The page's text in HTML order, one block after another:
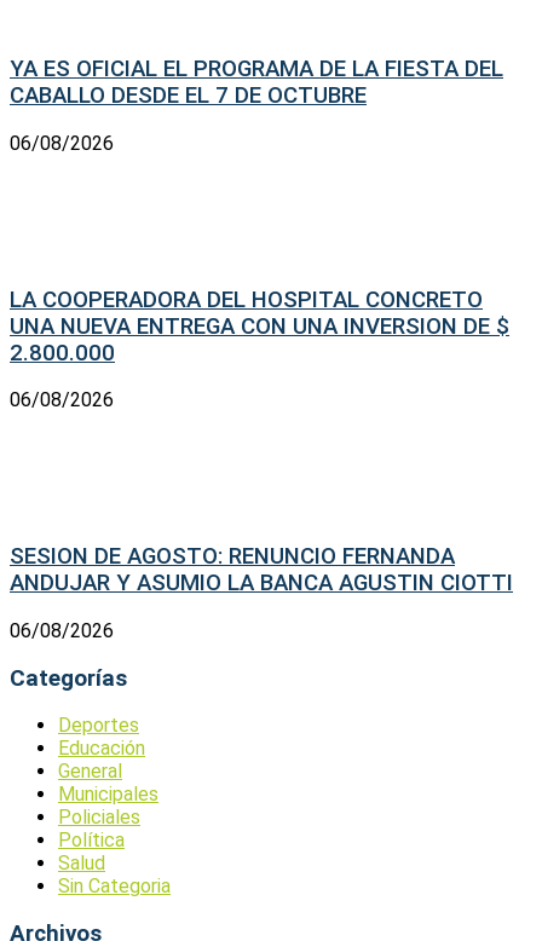
YA ES OFICIAL EL PROGRAMA DE LA FIESTA DEL
CABALLO DESDE EL 7 DE OCTUBRE
06/08/2026
LA COOPERADORA DEL HOSPITAL CONCRETO
UNA NUEVA ENTREGA CON UNA INVERSION DE $
2.800.000
06/08/2026
SESION DE AGOSTO: RENUNCIO FERNANDA
ANDUJAR Y ASUMIO LA BANCA AGUSTIN CIOTTI
06/08/2026
Categorías
Deportes
Educación
General
Municipales
Policiales
Política
Salud
Sin Categoria
Archivos